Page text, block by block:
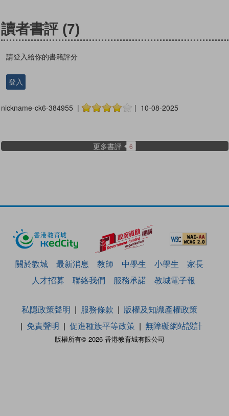
讀者書評 (7)
請登入給你的書籍評分
登入
nickname-ck6-384955 | | 10-08-2025
更多書評 6
關於教城 最新消息 教師 中學生 小學生
家長
人才招募
聯絡我們 服務承諾 教城電子報
版權所有© 2026 香港教育城有限公司
私隱政策聲明 服務條款
版權及知識產權政策
免責聲明
促進種族平等政策 無障礙網站設計